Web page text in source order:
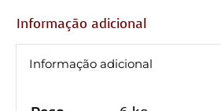
Informação adicional
Informação adicional